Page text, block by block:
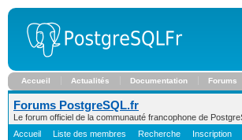
Accueil Actualités Documentation Forums
Forums PostgreSQL.fr
Le forum officiel de la communauté francophone de
Accueil
Liste des membres Recherche Inscription